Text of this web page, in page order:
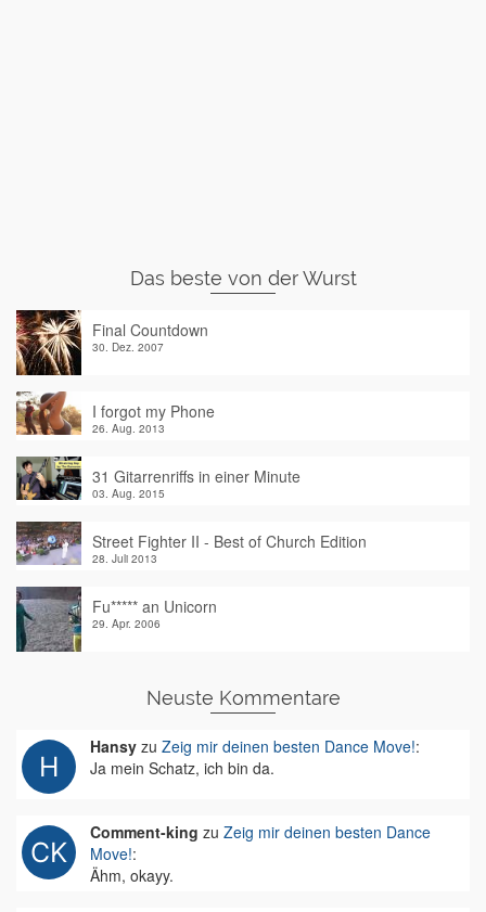
Das beste von der Wurst
Final Countdown
30. Dez. 2007
I forgot my Phone
26. Aug. 2013
31 Gitarrenriffs in einer Minute
03. Aug. 2015
Street Fighter II - Best of Church Edition
28. Juli 2013
Fu***** an Unicorn
29. Apr. 2006
Neuste Kommentare
Hansy zu Zeig mir deinen besten Dance Move!:
Ja mein Schatz, ich bin da.
Comment-king zu Zeig mir deinen besten Dance
Move!:
Ähm, okayy.